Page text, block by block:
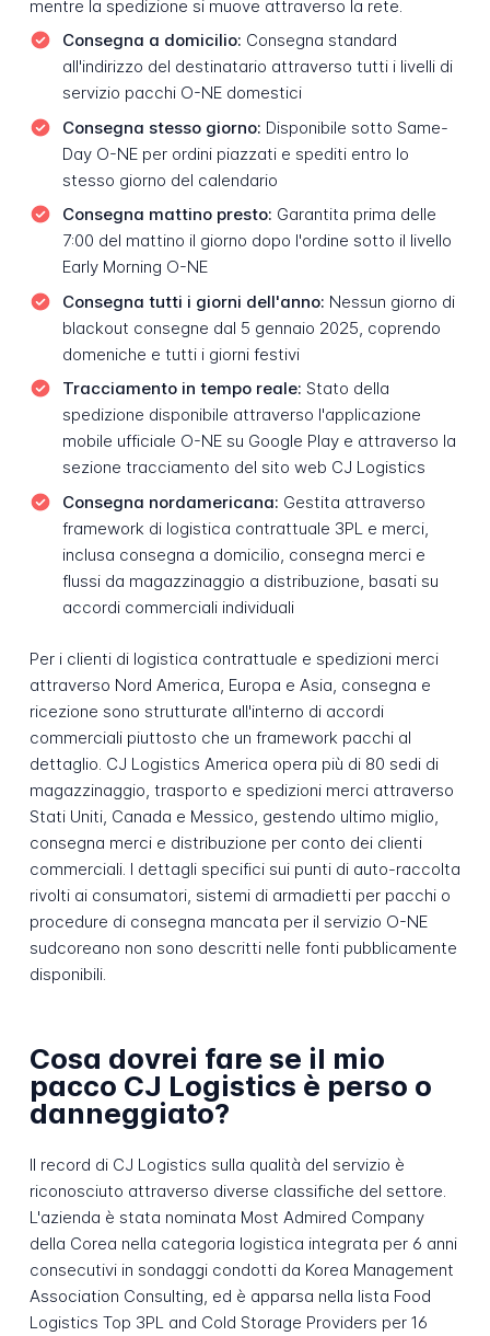
mentre la spedizione si muove attraverso la rete.
Consegna a domicilio: Consegna standard
all'indirizzo del destinatario attraverso tutti i livelli di
servizio pacchi O-NE domestici
Consegna stesso giorno: Disponibile sotto Same-
Day O-NE per ordini piazzati e spediti entro lo
stesso giorno del calendario
Consegna mattino presto: Garantita prima delle
7:00 del mattino il giorno dopo l'ordine sotto il livello
Early Morning O-NE
Consegna tutti i giorni dell'anno: Nessun giorno di
blackout consegne dal 5 gennaio 2025, coprendo
domeniche e tutti i giorni festivi
Tracciamento in tempo reale: Stato della
spedizione disponibile attraverso l'applicazione
mobile ufficiale O-NE su Google Play e attraverso la
sezione tracciamento del sito web CJ Logistics
Consegna nordamericana: Gestita attraverso
framework di logistica contrattuale 3PL e merci,
inclusa consegna a domicilio, consegna merci e
flussi da magazzinaggio a distribuzione, basati su
accordi commerciali individuali
Per i clienti di logistica contrattuale e spedizioni merci
attraverso Nord America, Europa e Asia, consegna e
ricezione sono strutturate all'interno di accordi
commerciali piuttosto che un framework pacchi al
dettaglio. CJ Logistics America opera più di 80 sedi di
magazzinaggio, trasporto e spedizioni merci attraverso
Stati Uniti, Canada e Messico, gestendo ultimo miglio,
consegna merci e distribuzione per conto dei clienti
commerciali. I dettagli specifici sui punti di auto-raccolta
rivolti ai consumatori, sistemi di armadietti per pacchi o
procedure di consegna mancata per il servizio O-NE
sudcoreano non sono descritti nelle fonti pubblicamente
disponibili.
Cosa dovrei fare se il mio
pacco CJ Logistics è perso o
danneggiato?
Il record di CJ Logistics sulla qualità del servizio è
riconosciuto attraverso diverse classifiche del settore.
L'azienda è stata nominata Most Admired Company
della Corea nella categoria logistica integrata per 6 anni
consecutivi in sondaggi condotti da Korea Management
Association Consulting, ed è apparsa nella lista Food
Logistics Top 3PL and Cold Storage Providers per 16